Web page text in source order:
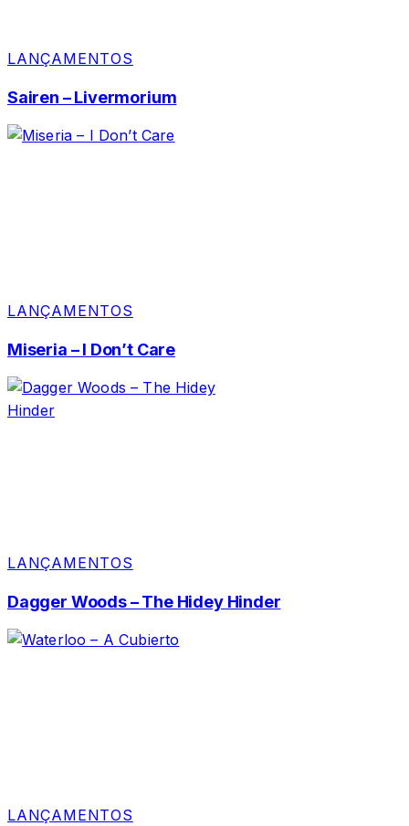
LANÇAMENTOS
Sairen – Livermorium
LANÇAMENTOS
Miseria – I Don’t Care
LANÇAMENTOS
Dagger Woods – The Hidey Hinder
LANÇAMENTOS